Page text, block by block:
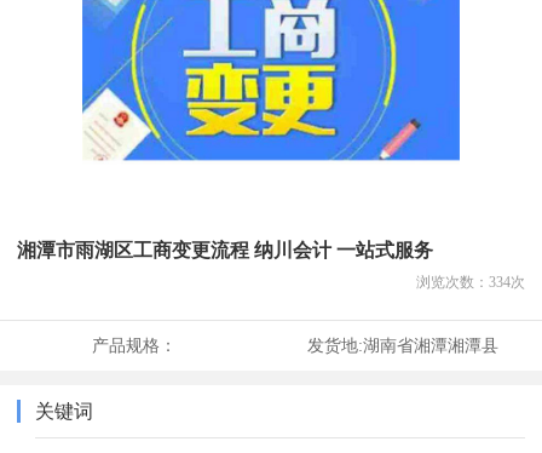
湘潭市雨湖区工商变更流程 纳川会计 一站式服务
浏览次数： 334次
产品规格： 发货地:湖南省湘潭湘潭县
关键词